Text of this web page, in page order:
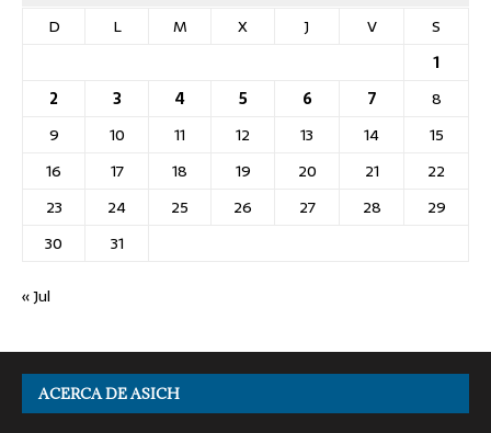
D
L M X J V
S
1
2
3 4 5 6 7
8
9
10 11 12 13 14
15
16
17 18 19 20 21
22
23
24 25 26 27 28
29
30
31
« Jul
ACERCA DE ASICH